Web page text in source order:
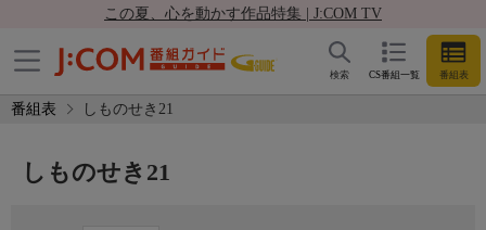
この夏、心を動かす作品特集 | J:COM TV
CS番組一覧 番組表
検索
番組表 しものせき21
しものせき21